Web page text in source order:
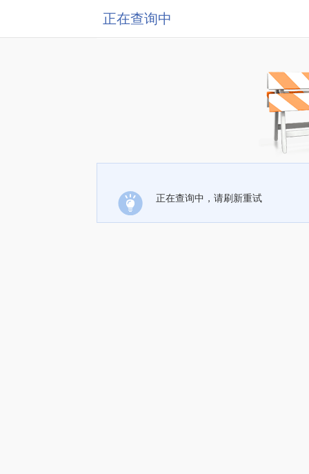
正在查询中
正在查询中，请刷新重试